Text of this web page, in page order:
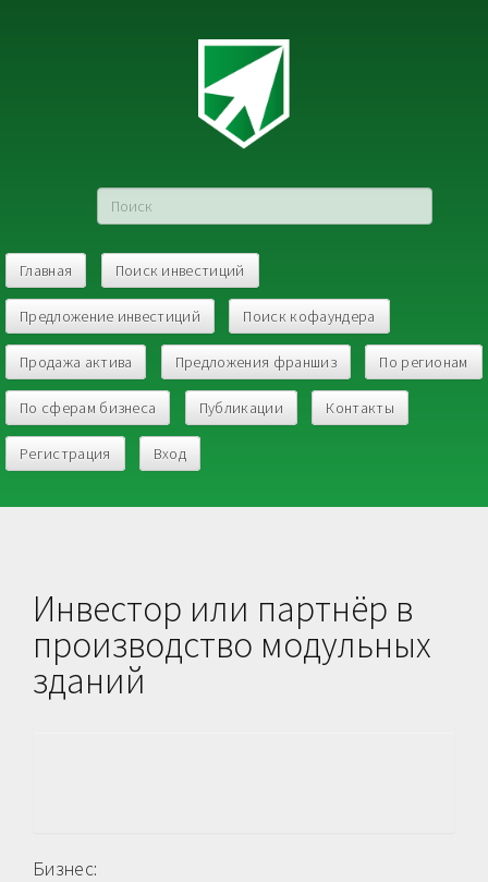
Главная Поиск инвестиций
Предложение инвестиций Поиск кофаундера
Продажа актива Предложения франшиз По регионам
По сферам бизнеса Публикации Контакты
Регистрация Вход
Инвестор или партнёр в
производство модульных
зданий
Бизнес: